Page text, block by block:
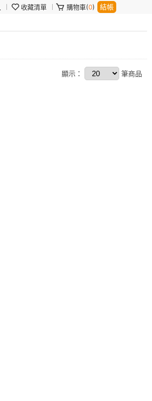
收藏清單 購物車(0) 結帳
顯示： 筆商品